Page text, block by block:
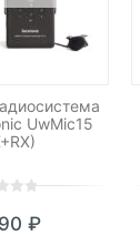
UwMic15
₽